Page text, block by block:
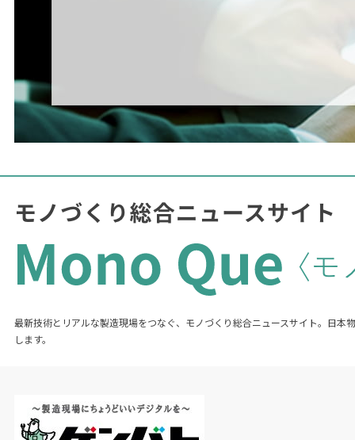
最新技術とリアルな製造現場をつなぐ、モノづくり総合ニュースサイト。日本
します。